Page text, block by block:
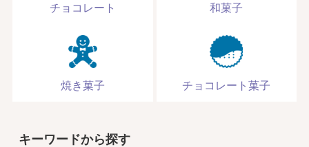
チョコレート 和菓子
焼き菓子 チョコレート菓子
キーワードから探す